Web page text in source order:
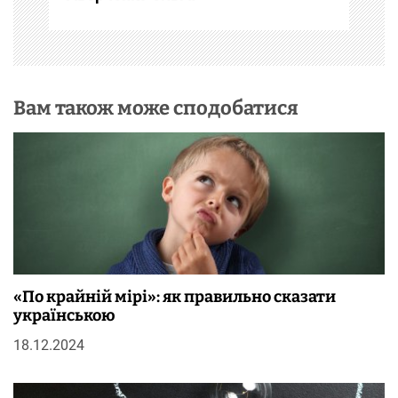
в
Вам також може сподобатися
«По крайній мірі»: як правильно сказати
українською
18.12.2024